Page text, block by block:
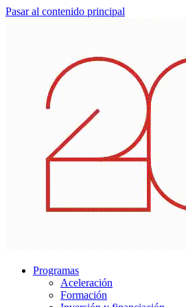
Pasar al contenido principal
Programas
Aceleración
Formación